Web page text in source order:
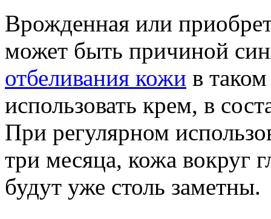
Врожденная или
может быть причиной
отбеливания кожи в
использовать крем, в
При регулярном
три месяца, кожа вокруг
будут уже столь заметны.